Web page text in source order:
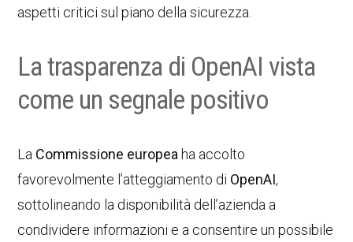
aspetti critici sul piano della sicurezza.
La trasparenza di OpenAI vista
come un segnale positivo
La Commissione europea ha accolto
favorevolmente l’atteggiamento di OpenAI,
sottolineando la disponibilità dell’azienda a
condividere informazioni e a consentire un possibile